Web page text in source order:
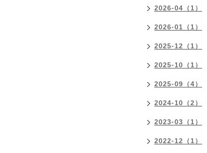
2026-04（1）
2026-01（1）
2025-12（1）
2025-10（1）
2025-09（4）
2024-10（2）
2023-03（1）
2022-12（1）